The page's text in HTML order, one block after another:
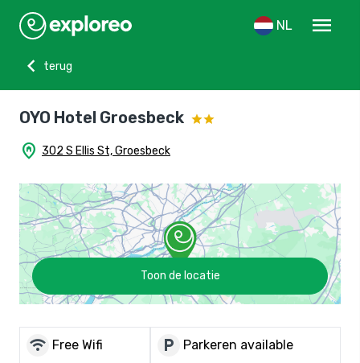
NL
menu
chevron_left
terug
OYO Hotel Groesbeck
home_pin 302 S Ellis St, Groesbeck
Toon de locatie
wifi Free Wifi local_parking Parkeren available